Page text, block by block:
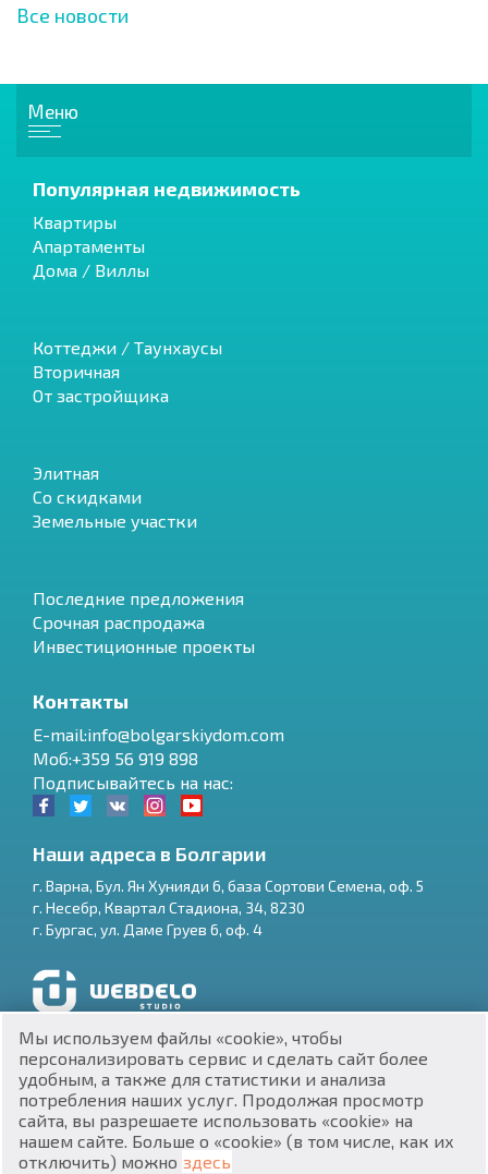
$
₽
₴
zł BG
Все новости
Меню
Популярная недвижимость
Квартиры
Апартаменты
Дома / Виллы
Коттеджи / Таунхаусы
Вторичная
От застройщика
Элитная
Со скидками
Земельные участки
Последние предложения
Срочная распродажа
Инвестиционные проекты
Контакты
E-mail:info@bolgarskiydom.com
Моб:+359 56 919 898
Подписывайтесь на нас:
Наши адреса в Болгарии
г. Варна, Бул. Ян Хунияди 6, база Сортови Семена, оф. 5
г. Несебр, Квартал Стадиона, 34, 8230
г. Бургас, ул. Даме Груев 6, оф. 4
Разработка и SEO продвижение сайтов
ЕИК 201160903
Мы используем файлы «cookie», чтобы
персонализировать сервис и сделать сайт более
удобным, а также для статистики и анализа
потребления наших услуг. Продолжая просмотр
сайта, вы разрешаете использовать «cookie» на
нашем сайте. Больше о «cookie» (в том числе, как их
отключить) можно здесь